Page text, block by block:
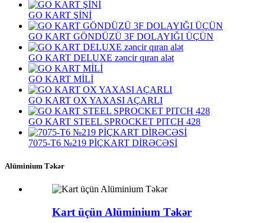
GO KART ŞİNİ
GO KART GÖNDÜZÜ 3F DOLAYIĞI ÜÇÜN
GO KART DELUXE zəncir qıran alət
GO KART MİLİ
GO KART OX YAXASI AÇARLI
GO KART STEEL SPROCKET PITCH 428
7075‐T6 №219 PİÇKART DİRƏCƏSİ
Alüminium Təkər
Kart üçün Alüminium Təkər